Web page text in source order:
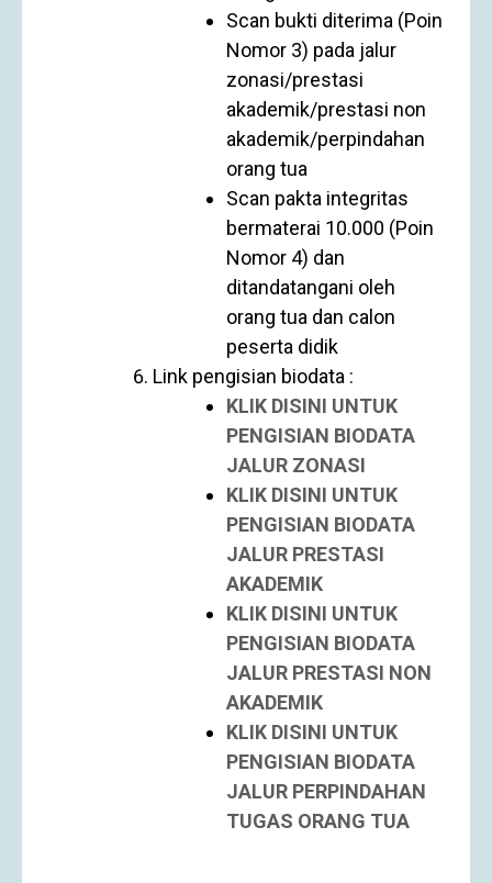
Scan bukti diterima (Poin
Nomor 3) pada jalur
zonasi/prestasi
akademik/prestasi non
akademik/perpindahan
orang tua
Scan pakta integritas
bermaterai 10.000 (Poin
Nomor 4) dan
ditandatangani oleh
orang tua dan calon
peserta didik
Link pengisian biodata :
KLIK DISINI UNTUK
PENGISIAN BIODATA
JALUR ZONASI
KLIK DISINI UNTUK
PENGISIAN BIODATA
JALUR PRESTASI
AKADEMIK
KLIK DISINI UNTUK
PENGISIAN BIODATA
JALUR PRESTASI NON
AKADEMIK
KLIK DISINI UNTUK
PENGISIAN BIODATA
JALUR PERPINDAHAN
TUGAS ORANG TUA